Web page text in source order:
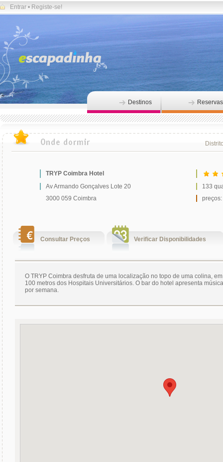
Entrar • Registe-se!
Destinos Reservas
TRYP Coimbra Hotel
Av Armando Gonçalves Lote 20
133
3000 059 Coimbra
Consultar Preços Verificar Disponibilidades
O TRYP Coimbra desfruta de uma localização no topo de uma colina,
100 metros dos Hospitais Universitários. O bar do hotel apresenta
por semana.